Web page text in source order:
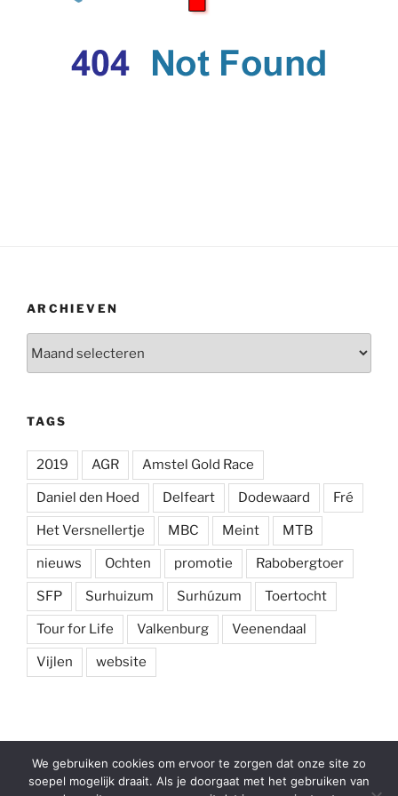
ARCHIEVEN
TAGS
2019 AGR Amstel Gold Race
Daniel den Hoed Delfeart Dodewaard Fré
Het Versnellertje MBC Meint MTB
nieuws Ochten promotie Rabobergtoer
SFP Surhuizum Surhúzum Toertocht
Tour for Life Valkenburg Veenendaal
Vijlen website
mail
We gebruiken cookies om ervoor te zorgen dat onze site zo
soepel mogelijk draait. Als je doorgaat met het gebruiken van